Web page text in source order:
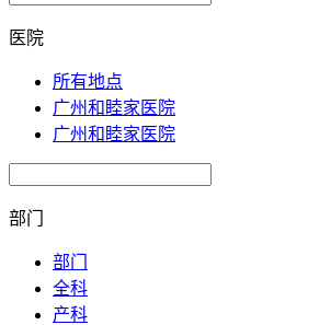
医院
所有地点
广州和睦家医院
广州和睦家医院
部门
部门
全科
产科